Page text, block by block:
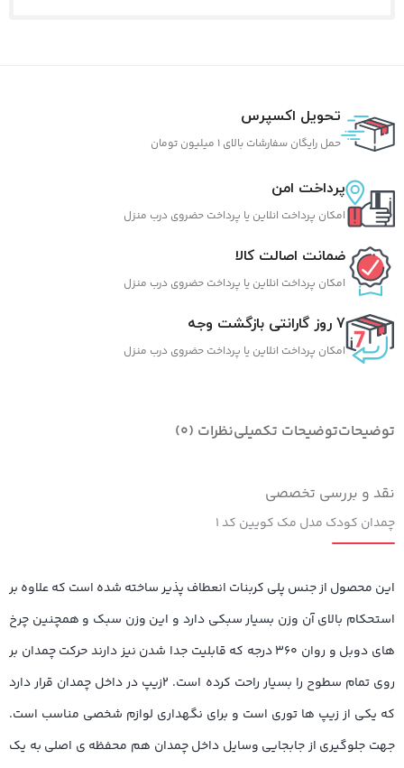
تحویل اکسپرس
حمل رایگان سفارشات بالای 1 میلیون تومان
پرداخت امن
امکان پرداخت انلاین یا پرداخت حضروی درب منزل
ضمانت اصالت کالا
امکان پرداخت انلاین یا پرداخت حضروی درب منزل
7 روز گارانتی بازگشت وجه
امکان پرداخت انلاین یا پرداخت حضروی درب منزل
توضیحاتتوضیحات تکمیلینظرات (0)
نقد و بررسی تخصصی
چمدان کودک مدل مک کویین کد ۱
این محصول از جنس پلی کربنات انعطاف پذیر ساخته شده است که علاوه بر
استحکام بالای آن وزن بسیار سبکی دارد و این وزن سبک و همچنین چرخ
های دوبل و روان ۳۶۰ درجه که قابلیت جدا شدن نیز دارند حرکت چمدان بر
روی تمام سطوح را بسیار راحت کرده است. ۲زیپ در داخل چمدان قرار دارد
که یکی از زیپ ها توری است و برای نگهداری لوازم شخصی مناسب است.
جهت جلوگیری از جابجایی وسایل داخل چمدان هم محفظه ی اصلی به یک